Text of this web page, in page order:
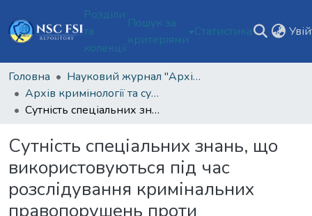
Розділи
та
колекції
Пошук за
критеріями
Статистика
Головна
Науковий журнал "Архів кримінології та судових наук"
Архів кримінології та судових наук Том 10 № 2 (2024)
Сутність спеціальних знань, що використовуються під час розслідування кримінальних правопорушень проти правосуддя
Сутність спеціальних знань, що
використовуються під час
розслідування кримінальних
правопорушень проти